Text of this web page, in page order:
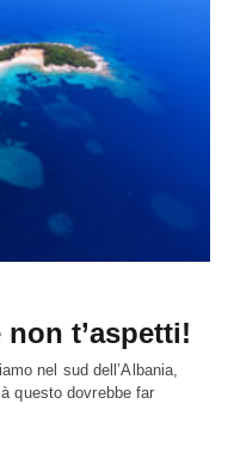
t’aspetti!
nel sud dell’Albania,
questo dovrebbe far